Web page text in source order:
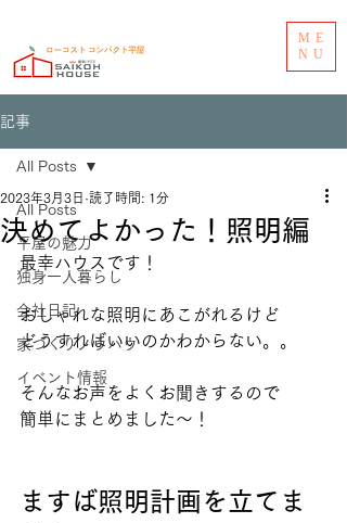
ME
NU
記事
All Posts
平屋の魅力
独身一人暮らし
会社日記
家づくりノウハウ
イベント情報
All Posts
決めてよかった！照明編
2023年3月3日 読了時間: 1分
最幸ハウスです！
おしゃれな照明にあこがれるけど
どうすればいいのかわからない。。
そんなお声をよくお聞きするので
簡単にまとめました〜！
ますば照明計画を立てま